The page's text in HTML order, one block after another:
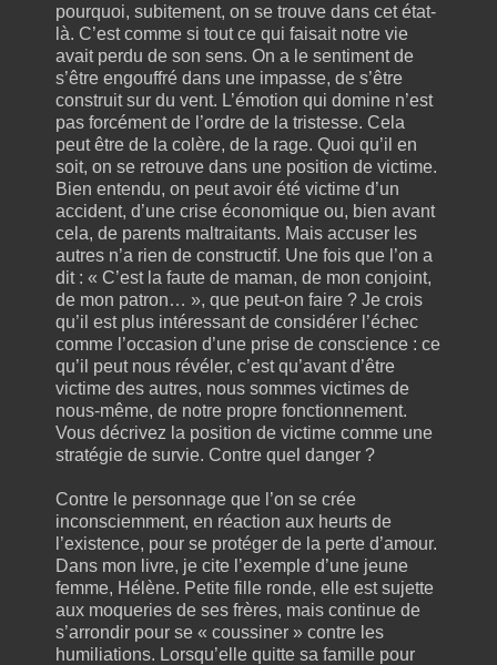
pourquoi, subitement, on se trouve dans cet état-
là. C’est comme si tout ce qui faisait notre vie
avait perdu de son sens. On a le sentiment de
s’être engouffré dans une impasse, de s’être
construit sur du vent. L’émotion qui domine n’est
pas forcément de l’ordre de la tristesse. Cela
peut être de la colère, de la rage. Quoi qu’il en
soit, on se retrouve dans une position de victime.
Bien entendu, on peut avoir été victime d’un
accident, d’une crise économique ou, bien avant
cela, de parents maltraitants. Mais accuser les
autres n’a rien de constructif. Une fois que l’on a
dit : « C’est la faute de maman, de mon conjoint,
de mon patron… », que peut-on faire ? Je crois
qu’il est plus intéressant de considérer l’échec
comme l’occasion d’une prise de conscience : ce
qu’il peut nous révéler, c’est qu’avant d’être
victime des autres, nous sommes victimes de
nous-même, de notre propre fonctionnement.
Vous décrivez la position de victime comme une
stratégie de survie. Contre quel danger ?
Contre le personnage que l’on se crée
inconsciemment, en réaction aux heurts de
l’existence, pour se protéger de la perte d’amour.
Dans mon livre, je cite l’exemple d’une jeune
femme, Hélène. Petite fille ronde, elle est sujette
aux moqueries de ses frères, mais continue de
s’arrondir pour se « coussiner » contre les
humiliations. Lorsqu’elle quitte sa famille pour